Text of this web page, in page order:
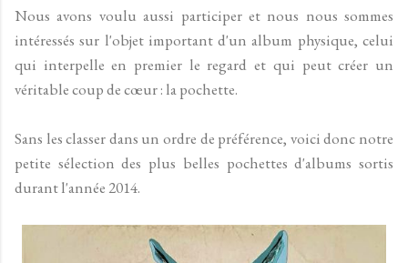
Nous avons voulu aussi participer et nous nous sommes
intéressés sur l'objet important d'un album physique, celui
qui interpelle en premier le regard et qui peut créer un
véritable coup de cœur : la pochette.
Sans les classer dans un ordre de préférence, voici donc notre
petite sélection des plus belles pochettes d'albums sortis
durant l'année 2014.